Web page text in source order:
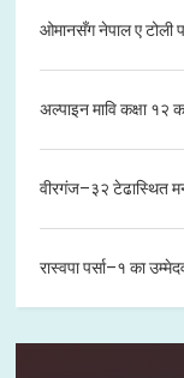
ओमानसँग नेपाल ए टोली
अल्पाइन मावि कक्षा १२
वीरगंज–३२ टेढास्थित
रास्वपा पर्सा–१ का